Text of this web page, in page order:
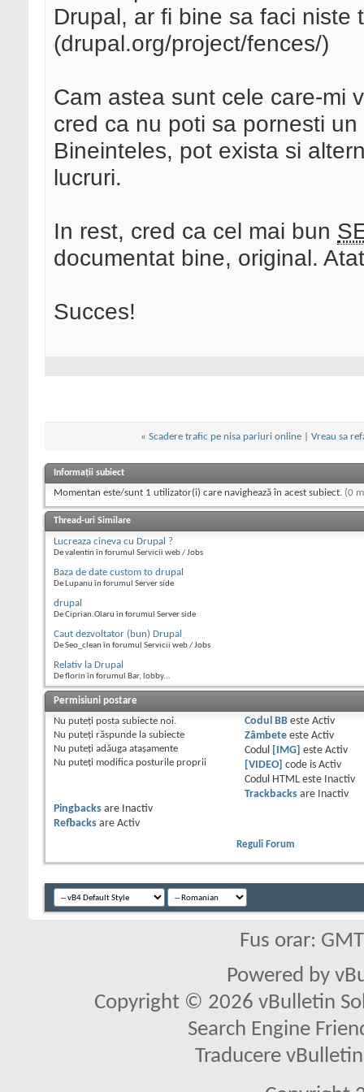
Drupal, ar fi bine sa faci niste
(drupal.org/project/fences/)
Cam astea sunt cele care-mi
cred ca nu poti sa pornesti
Bineinteles, pot exista si
lucruri.
In rest, cred ca cel mai bun
documentat bine, original.
Succes!
« Scadere trafic pe nisa pariuri online| Vreau sa
Informații subiect
Momentan este/sunt 1 utilizator(i) care navighează în acest subiect. (0
Thread-uri Similare
Lucreaza cineva cu Drupal ?
De valentin în forumul Servicii web / Jobs
Baza de date custom to drupal
De Lupanu în forumul Server side
drupal
De Ciprian.Olaru în forumul Server side
Caut dezvoltator (bun) Drupal
De Seo_clean în forumul Servicii web / Jobs
Relativ la Drupal
De florin în forumul Bar, lobby...
Permisiuni postare
Nu puteţi posta subiecte noi.
Nu puteţi răspunde la subiecte
Nu puteţi adăuga ataşamente
Nu puteţi modifica posturile proprii
Codul BBeste Activ
Zâmbeteeste Activ
Codul
[IMG] este Activ
[VIDEO]
code is Activ
Codul HTML este
Inactiv
Trackbacksare
Inactiv
Pingbacks are
Inactiv
Refbacks are Activ
Reguli Forum
Fus orar:
Powered by
Copyright © 2026 vBulletin
Search Engine
Traducere